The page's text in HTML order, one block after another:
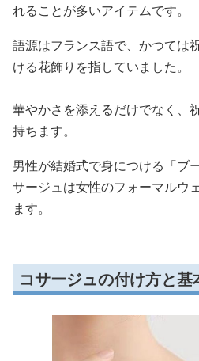
れることが多いアイテムです。
語源はフランス語で、かつては
ける花飾りを指していました。
華やかさを添えるだけでなく、
持ちます。
男性が結婚式で身につける「ブ
サージュは女性のフォーマルウ
ます。
コサージュの付け方と基